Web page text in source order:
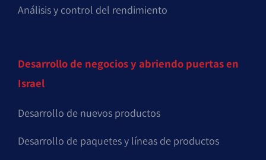
Análisis y control del rendimiento
Desarrollo de negocios y abriendo puertas en
Israel
Desarrollo de nuevos productos
Desarrollo de paquetes y líneas de productos